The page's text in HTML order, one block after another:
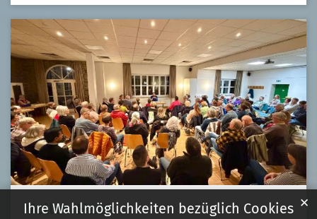
Ihre Wahlmöglichkeiten bezüglich Cookies ✕
Volles Haus